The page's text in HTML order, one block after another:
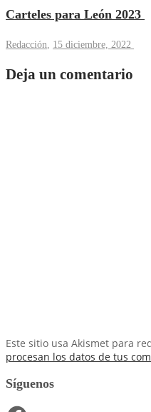
Carteles para León 2023
Redacción, 15 diciembre, 2022
Deja un comentario
Este sitio usa Akismet para
procesan los datos de tus
Síguenos
Facebook